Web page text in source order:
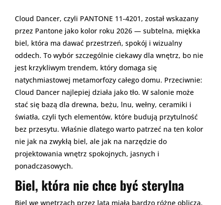
Cloud Dancer, czyli PANTONE 11-4201, został wskazany
przez Pantone jako kolor roku 2026 — subtelna, miękka
biel, która ma dawać przestrzeń, spokój i wizualny
oddech. To wybór szczególnie ciekawy dla wnętrz, bo nie
jest krzykliwym trendem, który domaga się
natychmiastowej metamorfozy całego domu. Przeciwnie:
Cloud Dancer najlepiej działa jako tło. W salonie może
stać się bazą dla drewna, beżu, lnu, wełny, ceramiki i
światła, czyli tych elementów, które budują przytulność
bez przesytu. Właśnie dlatego warto patrzeć na ten kolor
nie jak na zwykłą biel, ale jak na narzędzie do
projektowania wnętrz spokojnych, jasnych i
ponadczasowych.
Biel, która nie chce być sterylna
Biel we wnętrzach przez lata miała bardzo różne oblicza.